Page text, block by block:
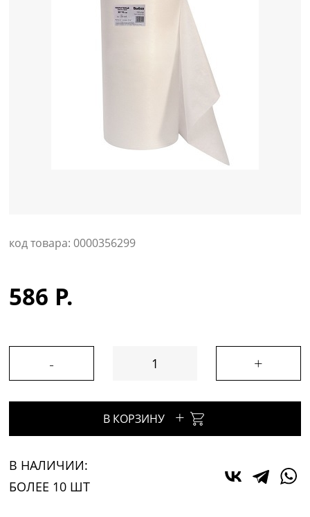
Одноразовая продукция
код товара: 0000356299
586 Р.
- +
В КОРЗИНУ +
В НАЛИЧИИ:
БОЛЕЕ 10 ШТ